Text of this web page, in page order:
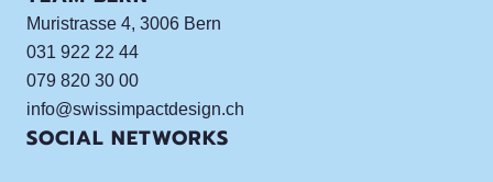
Muristrasse 4, 3006 Bern
031 922 22 44
079 820 30 00
info@swissimpactdesign.ch
SOCIAL NETWORKS